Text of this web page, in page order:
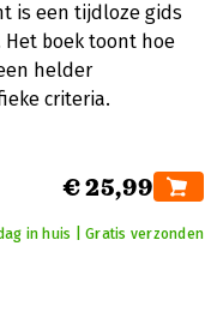
is een tijdloze gids
boek toont hoe
helder
criteria.
€ 25,99
in huis | Gratis verzonden